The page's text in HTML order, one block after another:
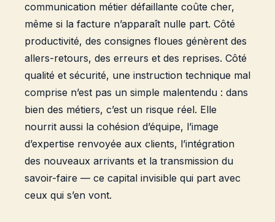
communication métier défaillante coûte cher,
même si la facture n’apparaît nulle part. Côté
productivité, des consignes floues génèrent des
allers-retours, des erreurs et des reprises. Côté
qualité et sécurité, une instruction technique mal
comprise n’est pas un simple malentendu : dans
bien des métiers, c’est un risque réel. Elle
nourrit aussi la cohésion d’équipe, l’image
d’expertise renvoyée aux clients, l’intégration
des nouveaux arrivants et la transmission du
savoir-faire — ce capital invisible qui part avec
ceux qui s’en vont.